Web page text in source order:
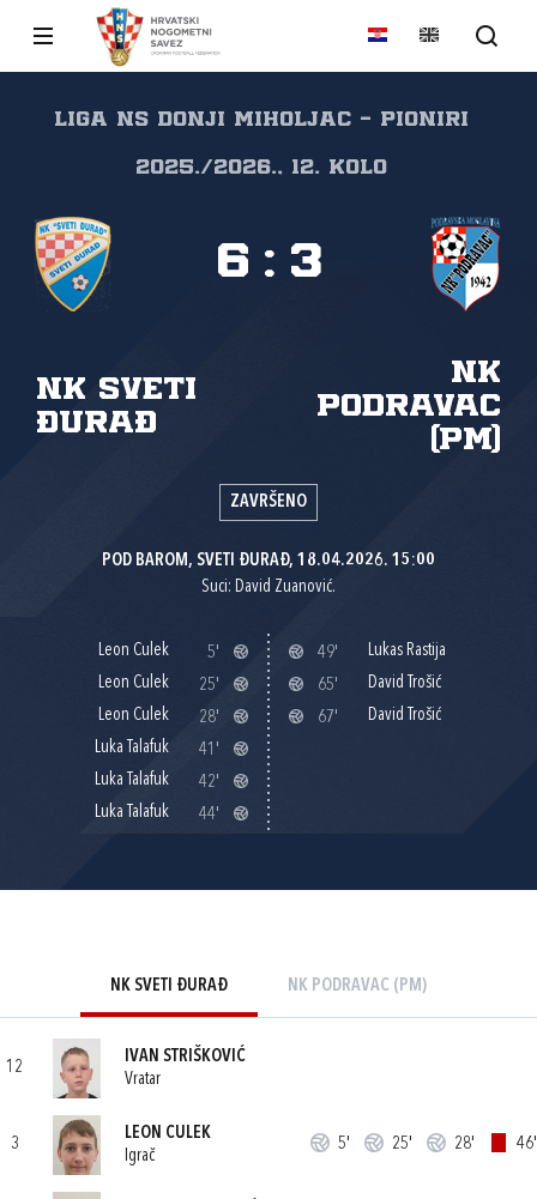
Liga NS Donji Miholjac - Pioniri
2025./2026., 12. kolo
NK Sveti
Đurađ
NK
Podravac
(PM)
6 : 3
ZAVRŠENO
POD BAROM, SVETI ĐURAĐ, 18.04.2026. 15:00
Suci: David Zuanović.
Leon Culek
5'
Leon Culek
25'
Leon Culek
28'
Luka Talafuk
41'
Luka Talafuk
42'
Luka Talafuk
44'
49'
Lukas Rastija
65'
David Trošić
67'
David Trošić
NK SVETI ĐURAĐ NK PODRAVAC (PM)
12
IVAN STRIŠKOVIĆ
Vratar
3
LEON CULEK
Igrač
5' 25' 28' 46'